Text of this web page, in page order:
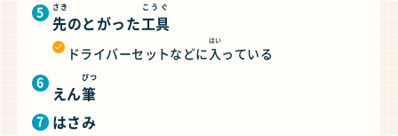
先
さき
のとがった工具
こうぐ
ドライバーセットなどに 入
はい
っている
えん筆
ぴつ
はさみ